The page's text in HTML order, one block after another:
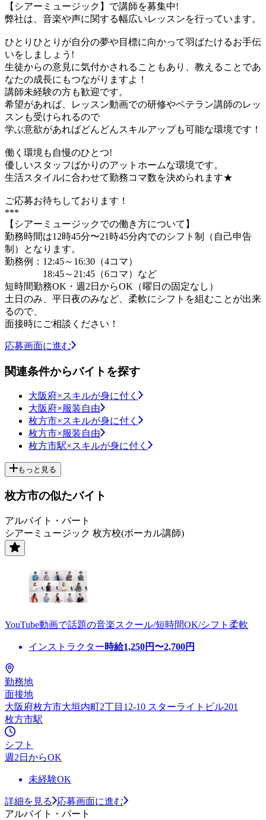
【シアーミュージック】で講師を募集中!
弊社は、音楽や声に関する幅広いレッスンを行っています。
ひとりひとりが自分の夢や目標に向かって羽ばたけるお手伝
いをしましょう!
生徒からの意見に気付かされることもあり、教えることであ
なたの成長にもつながりますよ！
講師未経験の方も歓迎です。
希望があれば、レッスン動画での研修やベテラン講師のレッ
スンも受けられるので
学ぶ意欲があればどんどんスキルアップも可能な環境です！
働く環境も自慢のひとつ!
優しいスタッフばかりのアットホームな環境です。
生活スタイルに合わせて勤務コマ数を決められます★
ご応募お待ちしております！
***
【シアーミュージックでの働き方について】
勤務時間は12時45分〜21時45分内でのシフト制（自己申告
制）となります。
勤務例：12:45～16:30（4コマ）
18:45～21:45（6コマ）など
短時間勤務OK・週2日からOK（曜日の固定なし）
土日のみ、平日夜のみなど、柔軟にシフトを組むことが出来
るので、
面接時にご相談ください！
応募画面に進む
関連条件からバイトを探す
大阪府×スキルが身に付く
大阪府×服装自由
枚方市×スキルが身に付く
枚方市×服装自由
枚方市駅×スキルが身に付く
もっと見る
枚方市の似たバイト
アルバイト・パート
シアーミュージック 枚方校(ボーカル講師)
YouTube動画で話題の音楽スクール/短時間OK/シフト柔軟
インストラクター時給1,250円〜2,700円
勤務地
面接地
大阪府枚方市大垣内町2丁目12-10 スターライトビル201
枚方市駅
シフト
週2日からOK
未経験OK
詳細を見る
応募画面に進む
アルバイト・パート